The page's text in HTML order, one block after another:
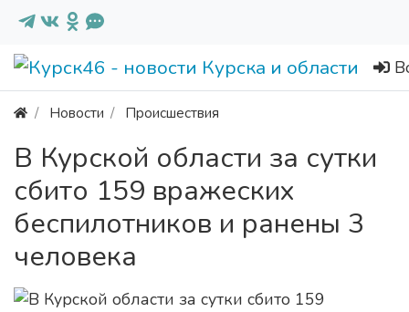
Новости Происшествия
В Курской области за сутки
сбито 159 вражеских
беспилотников и ранены 3
человека